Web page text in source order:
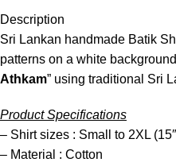
Description
Sri Lankan handmade Batik
patterns on a white
Athkam” using traditional Sri
Product Specifications
– Shirt sizes : Small to 2XL
– Material : Cotton